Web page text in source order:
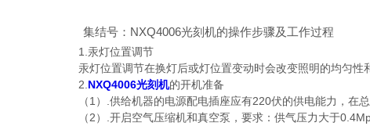
集结号：NXQ4006光刻机的操作步骤及工作过程
1.汞灯位置调节
汞灯位置调节在换灯后或灯位置变动时会改变照明的均匀性
2. NXQ4006光刻机的开机准备
（1）.供给机器的电源配电插座应有220伏的供电能力，在总
（2）.开启空气压缩机和真空泵，要求：供气压力大于